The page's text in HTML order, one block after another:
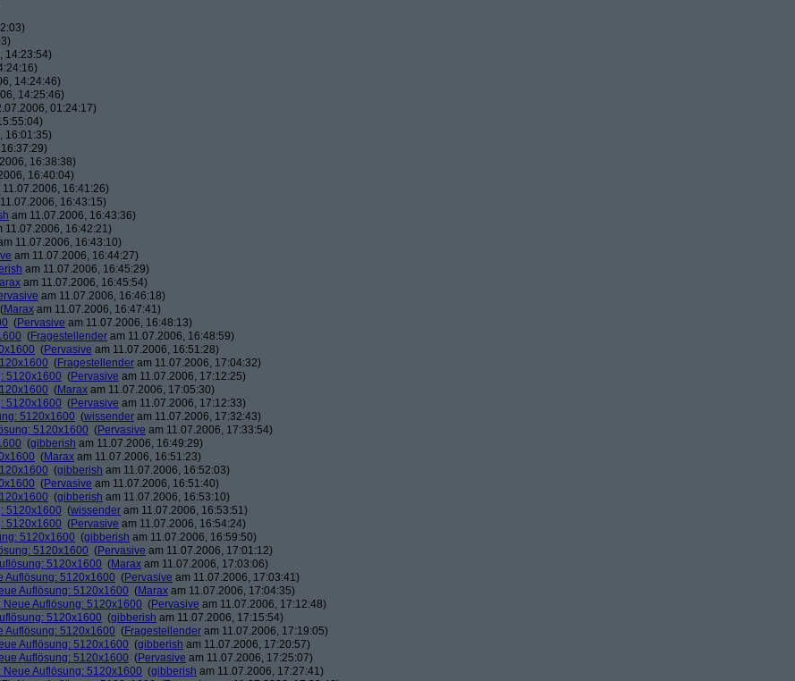
14:23:54)
14:24:46)
14:25:46)
01:24:17)
16:01:35)
16:38:38)
16:40:04)
11.07.2006, 16:41:26)
16:43:15)
am 11.07.2006, 16:43:36)
11.07.2006, 16:42:21)
11.07.2006, 16:43:10)
am 11.07.2006, 16:44:27)
am 11.07.2006, 16:45:29)
am 11.07.2006, 16:45:54)
am 11.07.2006, 16:46:18)
(Marax am 11.07.2006, 16:47:41)
(Pervasive am 11.07.2006, 16:48:13)
(Fragestellender am 11.07.2006, 16:48:59)
(Pervasive am 11.07.2006, 16:51:28)
(Fragestellender am 11.07.2006, 17:04:32)
5120x1600 (Pervasive am 11.07.2006, 17:12:25)
(Marax am 11.07.2006, 17:05:30)
5120x1600 (Pervasive am 11.07.2006, 17:12:33)
5120x1600 (wissender am 11.07.2006, 17:32:43)
5120x1600 (Pervasive am 11.07.2006, 17:33:54)
(gibberish am 11.07.2006, 16:49:29)
(Marax am 11.07.2006, 16:51:23)
(gibberish am 11.07.2006, 16:52:03)
(Pervasive am 11.07.2006, 16:51:40)
(gibberish am 11.07.2006, 16:53:10)
5120x1600 (wissender am 11.07.2006, 16:53:51)
5120x1600 (Pervasive am 11.07.2006, 16:54:24)
5120x1600 (gibberish am 11.07.2006, 16:59:50)
5120x1600 (Pervasive am 11.07.2006, 17:01:12)
5120x1600 (Marax am 11.07.2006, 17:03:06)
Auflösung: 5120x1600 (Pervasive am 11.07.2006, 17:03:41)
Auflösung: 5120x1600 (Marax am 11.07.2006, 17:04:35)
Neue Auflösung: 5120x1600 (Pervasive am 11.07.2006, 17:12:48)
5120x1600 (gibberish am 11.07.2006, 17:15:54)
Auflösung: 5120x1600 (Fragestellender am 11.07.2006, 17:19:05)
Auflösung: 5120x1600 (gibberish am 11.07.2006, 17:20:57)
Auflösung: 5120x1600 (Pervasive am 11.07.2006, 17:25:07)
Neue Auflösung: 5120x1600 (gibberish am 11.07.2006, 17:27:41)